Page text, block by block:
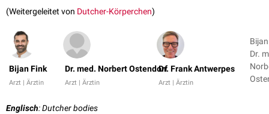
(Weitergeleitet von Dutcher-Körperchen)
Bijan Fink
Arzt | Ärztin
Dr. med. Norbert Ostendorf
Arzt | Ärztin
Dr. Frank Antwerpes
Arzt | Ärztin
Dr.
Englisch: Dutcher bodies